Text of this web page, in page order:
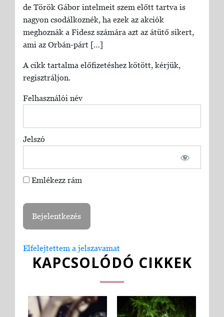
de Török Gábor intelmeit szem előtt tartva is
nagyon csodálkoznék, ha ezek az akciók
meghoznák a Fidesz számára azt az átütő sikert,
ami az Orbán-párt […]
A cikk tartalma előfizetéshez kötött, kérjük,
regisztráljon.
Felhasználói név
Jelszó
Emlékezz rám
Elfelejtettem a jelszavamat
KAPCSOLÓDÓ CIKKEK